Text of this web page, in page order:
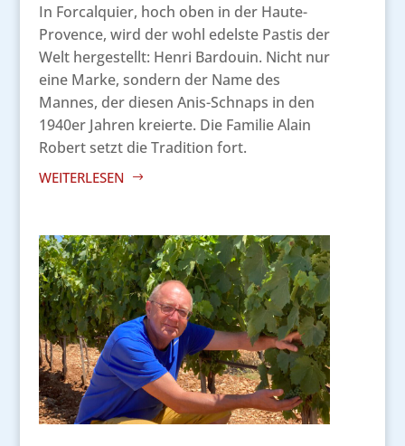
In Forcalquier, hoch oben in der Haute-
Provence, wird der wohl edelste Pastis der
Welt hergestellt: Henri Bardouin. Nicht nur
eine Marke, sondern der Name des
Mannes, der diesen Anis-Schnaps in den
1940er Jahren kreierte. Die Familie Alain
Robert setzt die Tradition fort.
WEITERLESEN